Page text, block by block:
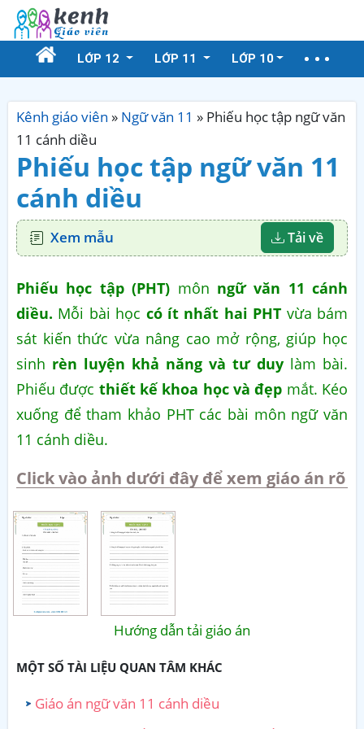
LỚP 12 LỚP 11 LỚP 10
Kênh giáo viên » Ngữ văn 11 » Phiếu học tập ngữ văn
11 cánh diều
Phiếu học tập ngữ văn 11
cánh diều
Xem mẫu Tải về
Phiếu học tập (PHT) môn ngữ văn 11 cánh
diều. Mỗi bài học có ít nhất hai PHT vừa bám
sát kiến thức vừa nâng cao mở rộng, giúp học
sinh rèn luyện khả năng và tư duy làm bài.
Phiếu được thiết kế khoa học và đẹp mắt. Kéo
xuống để tham khảo PHT các bài môn ngữ văn
11 cánh diều.
Click vào ảnh dưới đây để xem giáo án rõ
Hướng dẫn tải giáo án
MỘT SỐ TÀI LIỆU QUAN TÂM KHÁC
Giáo án ngữ văn 11 cánh diều